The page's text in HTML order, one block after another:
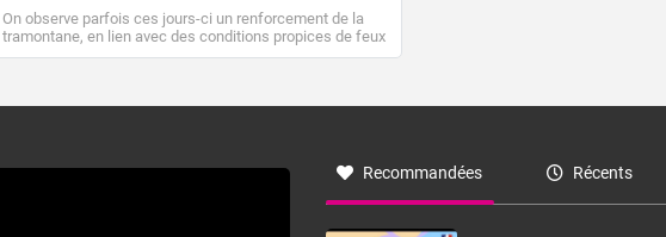
On observe parfois ces jours-ci un renforcement de la
tramontane, en lien avec des conditions propices de feux
de forêt. Mais qu'est-ce que la tramontane ? Quelles sont
à nord-ouest, dans un secteur qui part du Roussillon à la
monts, en allusion aux régions montagneuses d’où
Recommandées Récents